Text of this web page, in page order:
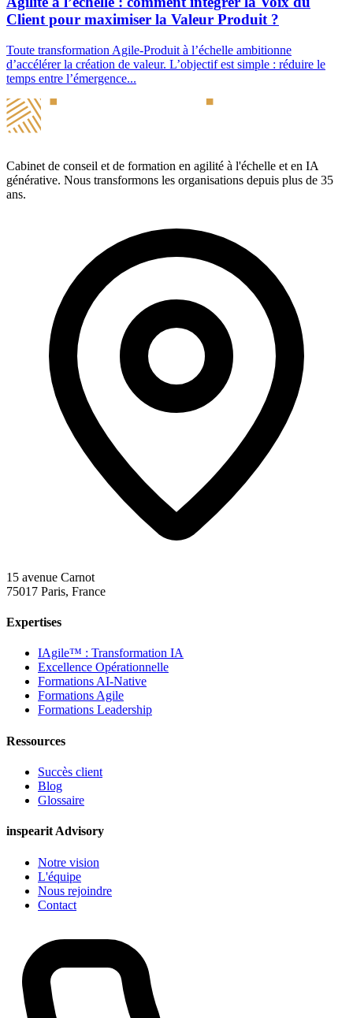
Client pour maximiser la Valeur Produit ?
Toute transformation Agile-Produit à l’échelle ambitionne
d’accélérer la création de valeur. L’objectif est simple : réduire le
temps entre l’émergence...
Cabinet de conseil et de formation en agilité à l'échelle et en IA
générative. Nous transformons les organisations depuis plus de 35
ans.
15 avenue Carnot
75017 Paris, France
Expertises
IAgile™ : Transformation IA
Excellence Opérationnelle
Formations AI-Native
Formations Agile
Formations Leadership
Ressources
Succès client
Blog
Glossaire
inspearit Advisory
Notre vision
L'équipe
Nous rejoindre
Contact